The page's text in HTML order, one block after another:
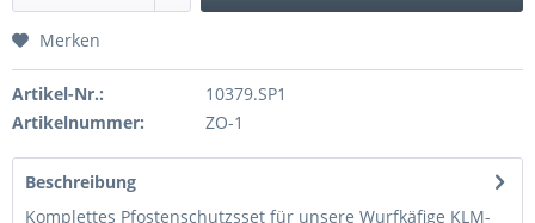
Merken
Artikel-Nr.:
10379.SP1
Artikelnummer:
ZO-1
Beschreibung
Komplettes Pfostenschutzsset für unsere Wurfkäfige KLM-